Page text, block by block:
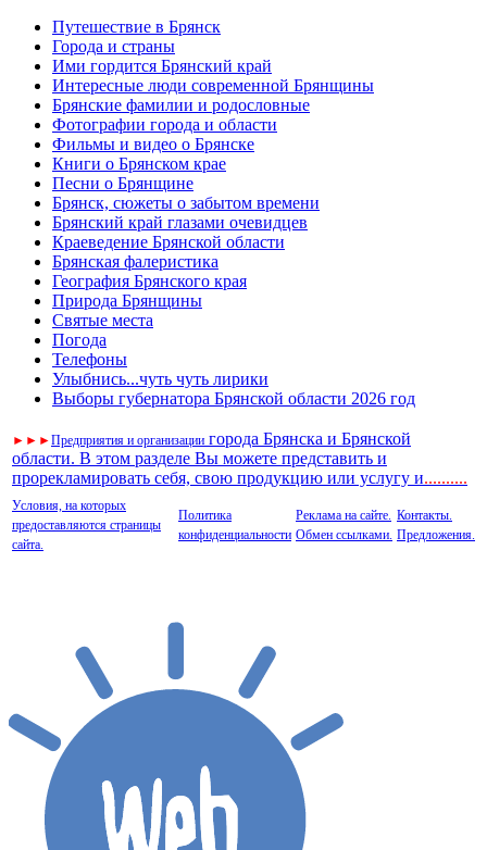
Путешествие в Брянск
Города и страны
Ими гордится Брянский край
Интересные люди современной Брянщины
Брянские фамилии и родословные
Фотографии города и области
Фильмы и видео о Брянске
Книги о Брянском крае
Песни о Брянщине
Брянск, сюжеты о забытом времени
Брянский край глазами очевидцев
Краеведение Брянской области
Брянская фалеристика
География Брянского края
Природа Брянщины
Святые места
Погода
Телефоны
Улыбнись...чуть чуть лирики
Выборы губернатора Брянской области 2026 год
► ► ►Предприятия и организации города Брянска и Брянской
области. В этом разделе Вы можете представить и
прорекламировать себя, свою продукцию или услугу и..........
Условия, на которых
предоставляются страницы
сайта.
Политика
конфиденциальности
Реклама на сайте.
Обмен ссылками.
Контакты.
Предложения.